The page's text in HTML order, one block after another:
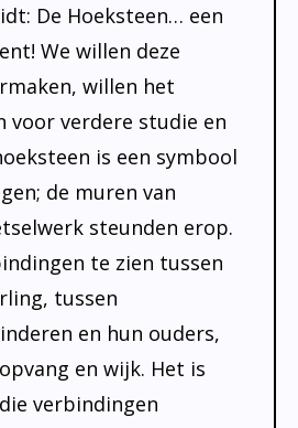
De Hoeksteen… een
We willen deze
willen het
voor verdere studie en
is een symbool
de muren van
steunden erop.
te zien tussen
tussen
en hun ouders,
en wijk. Het is
verbindingen